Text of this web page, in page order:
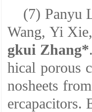
(7) Panyu
Wang, Yi
gkui Zhang*
hical porous
nosheets
ercapacitors.